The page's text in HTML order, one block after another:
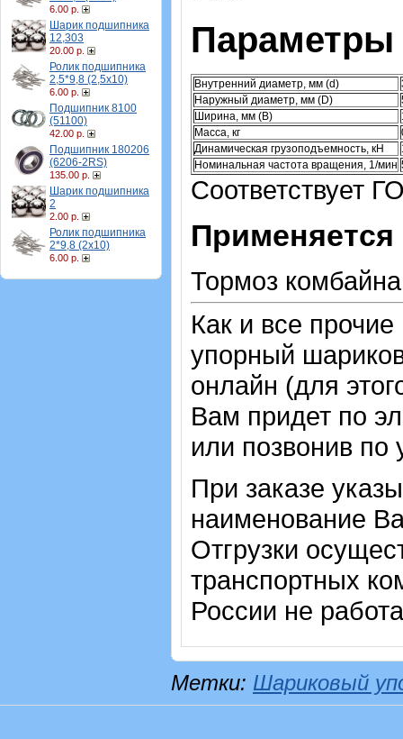
6.00 р.
Шарик подшипника
12,303
20.00 р.
Ролик подшипника
2,5*9,8 (2,5х10)
6.00 р.
Подшипник 8100
(51100)
42.00 р.
Подшипник 180206
(6206-2RS)
135.00 р.
Шарик подшипника
2
2.00 р.
Ролик подшипника
2*9,8 (2х10)
6.00 р.
Параметры
Внутренний диаметр, мм (d)
Наружный диаметр, мм (D)
Ширина, мм (B)
Масса, кг
Динамическая грузоподъемность, кН
Номинальная частота вращения, 1/мин
Соответствует
Тормоз
Как и все
упорный
онлайн (для
Вам придет по
или позвонив
При заказе
наименование
Отгрузки
транспортных
России не
Метки: Шариковый